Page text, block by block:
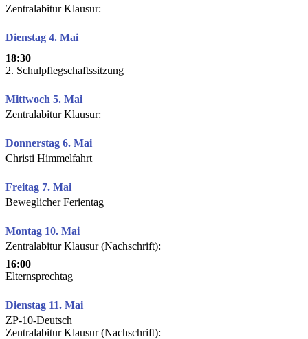
Zentralabitur Klausur:
Dienstag 4. Mai
18:30
2. Schulpflegschaftssitzung
Mittwoch 5. Mai
Zentralabitur Klausur:
Donnerstag 6. Mai
Christi Himmelfahrt
Freitag 7. Mai
Beweglicher Ferientag
Montag 10. Mai
Zentralabitur Klausur (Nachschrift):
16:00
Elternsprechtag
Dienstag 11. Mai
ZP-10-Deutsch
Zentralabitur Klausur (Nachschrift):